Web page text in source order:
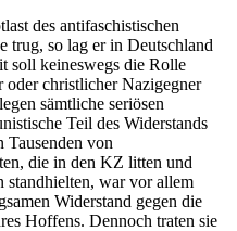
des antifaschistischen
trug, so lag er in Deutschland
soll keineswegs die Rolle
oder christlicher Nazigegner
sämtliche seriösen
Teil des Widerstands
Tausenden von
die in den KZ litten und
standhielten, war vor allem
Widerstand gegen die
Hoffens. Dennoch traten sie